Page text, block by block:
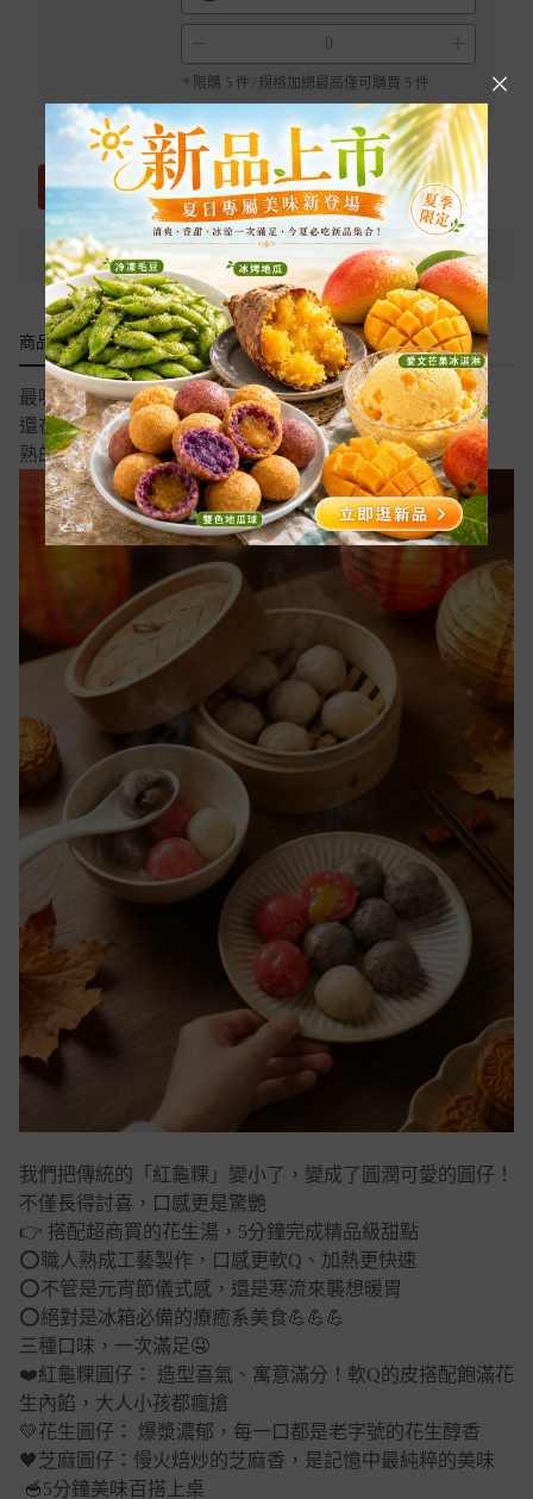
－ ＋
* 限購 5 件 / 規格加總最高僅可購買 5 件
直接購買 加入購物車
加入收藏清單
商品描述 常見問題
最吸睛【滋心圓仔】給你滿滿的福氣與Q彈 ✨
還在吃一成不變的白湯圓嗎？今年來點不一樣的！
熟的！熟的！熟的圓仔！
我們把傳統的「紅龜粿」變小了，變成了圓潤可愛的圓仔！
不僅長得討喜，口感更是驚艷
👉 搭配超商買的花生湯，5分鐘完成精品級甜點
⭕職人熟成工藝製作，口感更軟Q、加熱更快速
⭕不管是元宵節儀式感，還是寒流來襲想暖胃
⭕絕對是冰箱必備的療癒系美食💪💪💪
三種口味，一次滿足🤤
❤️紅龜粿圓仔： 造型喜氣、寓意滿分！軟Q的皮搭配飽滿花
生內餡，大人小孩都瘋搶
💛花生圓仔： 爆漿濃郁，每一口都是老字號的花生醇香
🖤芝麻圓仔：慢火焙炒的芝麻香，是記憶中最純粹的美味
🥣5分鐘美味百搭上桌